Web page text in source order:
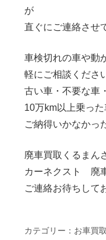
が
直ぐにご連絡させ
車検切れの車や動
軽にご相談くださ
古い車・不要な車
10万km以上乗っ
ご納得いかなかっ
廃車買取くるまん
カーネクスト 廃
ご連絡お待ちして
カテゴリー： お車買